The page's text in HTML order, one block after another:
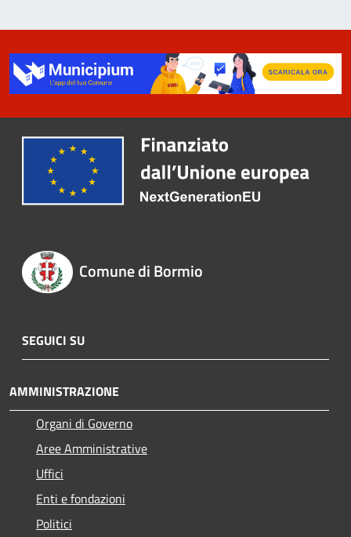
Comune di Bormio
SEGUICI SU
AMMINISTRAZIONE
Organi di Governo
Aree Amministrative
Uffici
Enti e fondazioni
Politici